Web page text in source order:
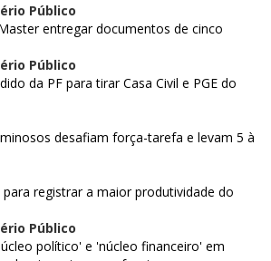
Público
entregar documentos de cinco
Público
da PF para tirar Casa Civil e PGE do
desafiam força-tarefa e levam 5 à
registrar a maior produtividade do
Público
político' e 'núcleo financeiro' em